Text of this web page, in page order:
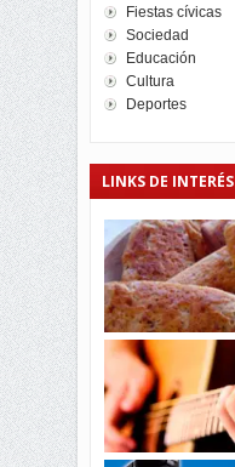
Fiestas cívicas
Sociedad
Educación
Cultura
Deportes
LINKS DE INTERÉS